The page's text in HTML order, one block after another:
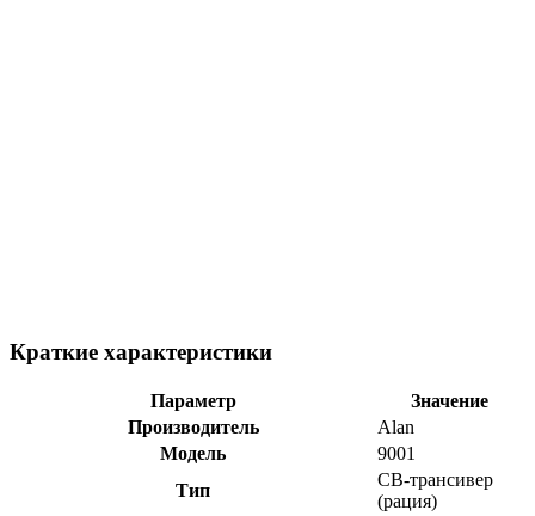
Краткие характеристики
Параметр
Значение
Производитель
Alan
Модель
9001
Тип
CB-трансивер
(рация)